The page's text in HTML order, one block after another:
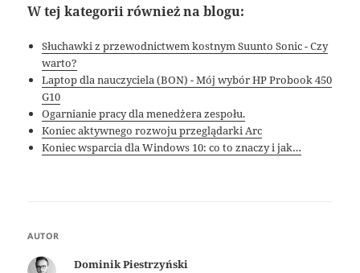
W tej kategorii również na blogu:
Słuchawki z przewodnictwem kostnym Suunto Sonic - Czy
warto?
Laptop dla nauczyciela (BON) - Mój wybór HP Probook 450
G10
Ogarnianie pracy dla menedżera zespołu.
Koniec aktywnego rozwoju przeglądarki Arc
Koniec wsparcia dla Windows 10: co to znaczy i jak…
AUTOR
Dominik Piestrzyński